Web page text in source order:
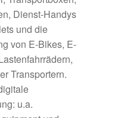
Dienst-Handys
und die
von E-Bikes, E-
Transportern.
u.a.